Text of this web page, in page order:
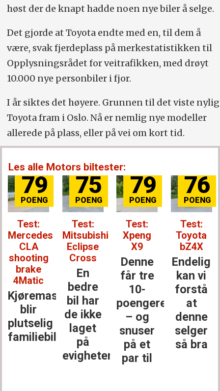
høst der de knapt hadde noen nye biler å selge.
Det gjorde at Toyota endte med en, til dem å
være, svak fjerdeplass på merkestatistikken til
Opplysningsrådet for veitrafikken, med drøyt
10.000 nye personbiler i fjor.
I år siktes det høyere. Grunnen til det viste nylig
Toyota fram i Oslo. Nå er nemlig nye modeller
allerede på plass, eller på vei om kort tid.
Les alle Motors biltester:
79
Test:
Xpeng
X9
Denne
får tre
10-
poengere
– og
snuser
på et
76
Test:
Toyota
bZ4X
Endelig
kan vi
forstå
at
denne
selger
så bra
84
Test:
Mercedes-
Benz
GLC
Den
største
stjernen
i
klassen
81
Test:
BYD Atto
EVO
Kanskje
er
dette
årets
beste
bilkjøp